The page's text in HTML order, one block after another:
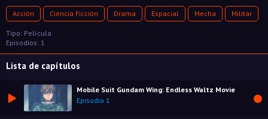
Acción Ciencia Ficción Drama Espacial Mecha Militar
Tipo: Película
Episodios: 1
Lista de capítulos
Mobile Suit Gundam Wing: Endless Waltz Movie
Episodio 1